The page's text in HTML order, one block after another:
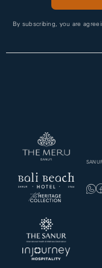
By subscribing, you are